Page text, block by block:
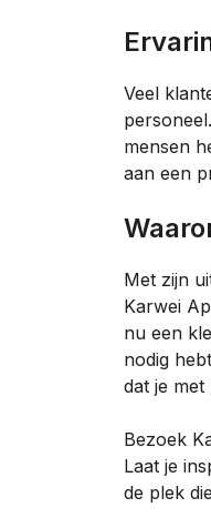
Veel
mensen
aan een
Met zijn
Karwei
nu een
nodig
dat je met
Bezoek
Laat je
de plek